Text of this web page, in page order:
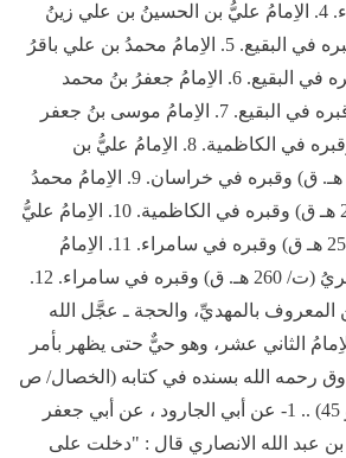
61 هـ) وقبره في كربلاء. 4. الاِمامُ عليُّ بن الحسينُ بن علي زينُ
العابدين (ت/ 94 هـ) وقبره في البقيع. 5. الاِمامُ محمدُ بن علي باقرُ
العلوم (ت/114 هـ) وقبره في البقيع. 6. الاِمامُ جعفرُ بنُ محمد
الصادقُ (ت/ 148 هـ) وقبره في البقيع. 7. الاِمامُ موسى بنُ جعفر
الكاظمُ (ت/ 183 هـ.) وقبره في الكاظمية. 8. الاِمامُ عليُّ بن
موسى الرضا (ت/ 203 هـ. ق) وقبره في خراسان. 9. الاِمامُ محمدُ
بن علي الجوادُ (ت /220 هـ ق) وقبره في الكاظمية. 10. الاِمامُ عليُّ
بن محمد الهادي (ت /254 هـ ق) وقبره في سامراء. 11. الاِمامُ
الحسنُ بنُ علي العسكريُ (ت/ 260 هـ. ق) وقبره في سامراء. 12.
المعروف بالمهديِّ، والحجة ـ عجَّل الله
الثاني عشر، وهو حيٌّ حتى يظهر بأمر
رحمه الله بسنده في كتابه (الخصال/ ص
478 / ح 42 و 43 و 44 و 45) .. 1- عن أبي الجارود ، عن أبي جعفر
بن عبد الله الانصاري قال : "دخلت على